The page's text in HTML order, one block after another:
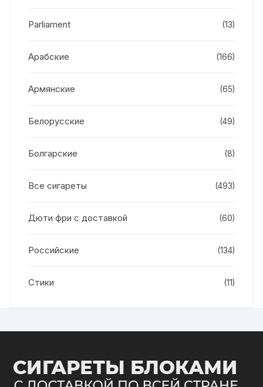
Parliament (13)
Арабские (166)
Армянские (65)
Белорусские (49)
Болгарские (8)
Все сигареты (493)
Дюти фри с доставкой (60)
Российские (134)
Стики (11)